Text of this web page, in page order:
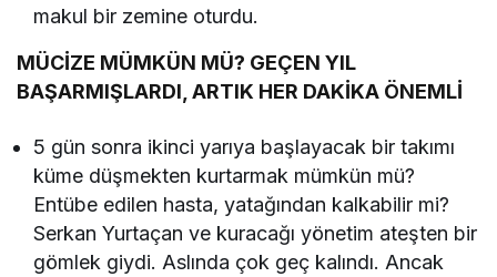
makul bir zemine oturdu.
MÜCİZE MÜMKÜN MÜ? GEÇEN YIL
BAŞARMIŞLARDI, ARTIK HER DAKİKA ÖNEMLİ
5 gün sonra ikinci yarıya başlayacak bir takımı
küme düşmekten kurtarmak mümkün mü?
Entübe edilen hasta, yatağından kalkabilir mi?
Serkan Yurtaçan ve kuracağı yönetim ateşten bir
gömlek giydi. Aslında çok geç kalındı. Ancak